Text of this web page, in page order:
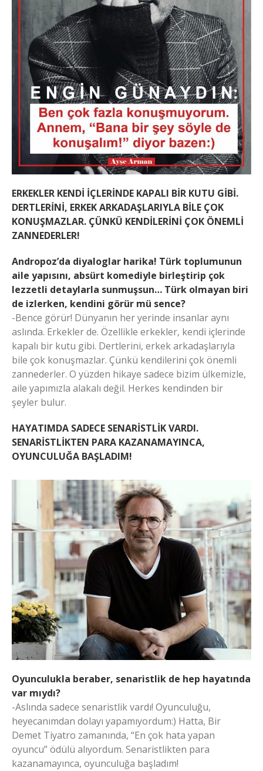
ERKEKLER KENDİ İÇLERİNDE KAPALI BİR KUTU GİBİ.
DERTLERİNİ, ERKEK ARKADAŞLARIYLA BİLE ÇOK
KONUŞMAZLAR. ÇÜNKÜ KENDİLERİNİ ÇOK ÖNEMLİ
ZANNEDERLER!
Andropoz’da diyaloglar harika! Türk toplumunun
aile yapısını, absürt komediyle birleştirip çok
lezzetli detaylarla sunmuşsun… Türk olmayan biri
de izlerken, kendini görür mü sence?
-Bence görür! Dünyanın her yerinde insanlar aynı
aslında. Erkekler de. Özellikle erkekler, kendi içlerinde
kapalı bir kutu gibi. Dertlerini, erkek arkadaşlarıyla
bile çok konuşmazlar. Çünkü kendilerini çok önemli
zannederler. O yüzden hikaye sadece bizim ülkemizle,
aile yapımızla alakalı değil. Herkes kendinden bir
şeyler bulur.
HAYATIMDA SADECE SENARİSTLİK VARDI.
SENARİSTLİKTEN PARA KAZANAMAYINCA,
OYUNCULUĞA BAŞLADIM!
Oyunculukla beraber, senaristlik de hep hayatında
var mıydı?
-Aslında sadece senaristlik vardı! Oyunculuğu,
heyecanımdan dolayı yapamıyordum:) Hatta, Bir
Demet Tiyatro zamanında, “En çok hata yapan
oyuncu” ödülü alıyordum. Senaristlikten para
kazanamayınca, oyunculuğa başladım!